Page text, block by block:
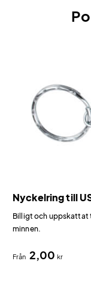
Nyckelring till
Billigt och uppskattat
minnen.
Från 2,00kr